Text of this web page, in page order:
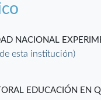
NACIONAL
esta institución)
EDUCACIÓN EN